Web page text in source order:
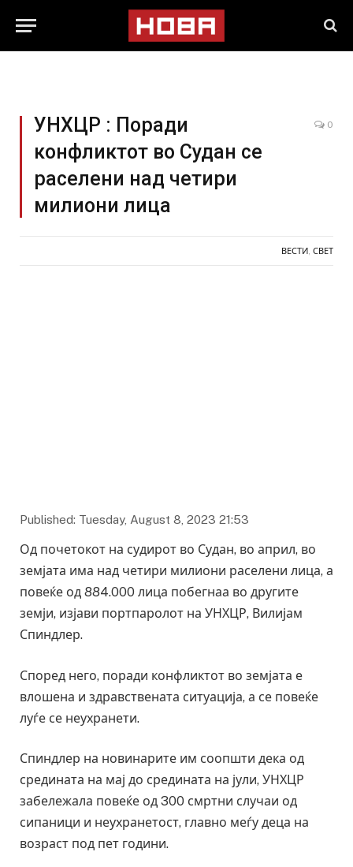
УНХЦР : Поради
конфликтот во Судан се
раселени над четири
милиони лица
0
ВЕСТИ СВЕТ
Published: Tuesday, August 8, 2023 21:53
Од почетокот на судирот во Судан, во април, во
земјата има над четири милиони раселени лица, а
повеќе од 884.000 лица побегнаа во другите
земји, изјави портпаролот на УНХЦР, Вилијам
Спиндлер.
Според него, поради конфликтот во земјата е
влошена и здравствената ситуација, а се повеќе
луѓе се неухранети.
Спиндлер на новинарите им соопшти дека од
средината на мај до средината на јули, УНХЦР
забележала повеќе од 300 смртни случаи од
сипаници и неухранетост, главно меѓу деца на
возраст под пет години.